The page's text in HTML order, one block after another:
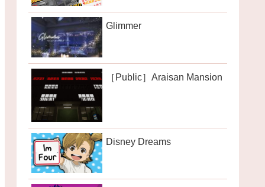
Glimmer
［Public］Araisan Mansion
Disney Dreams